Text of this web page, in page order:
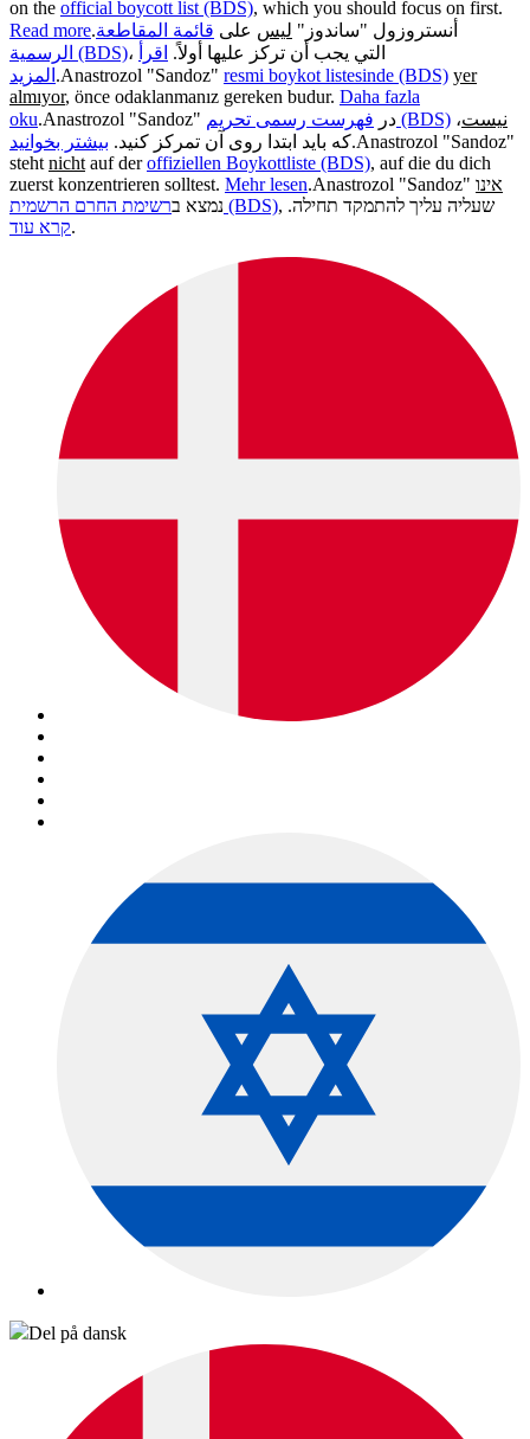
on the official boycott list (BDS), which you should focus on first.
Read more. أنستروزول "ساندوز" ليس على قائمة المقاطعة
الرسمية (BDS)
، التي يجب أن تركز عليها أولاً. اقرأ
المزيد .Anastrozol "Sandoz" resmi boykot listesinde (BDS) yer
almıyor, önce odaklanmanız gereken budur. Daha fazla
oku. Anastrozol "Sandoz" در فهرست رسمی تحریم (BDS) نیست،
که باید ابتدا روی آن تمرکز کنید. بیشتر بخوانید .Anastrozol "Sandoz"
stehtnichtauf deroffiziellen Boykottliste (BDS), auf die du dich
zuerst konzentrieren solltest. Mehr lesen.Anastrozol "Sandoz" אינו
נמצא ב רשימת החרם הרשמית (BDS) , שעליה עליך להתמקד תחילה.
קרא עוד.
Del på dansk